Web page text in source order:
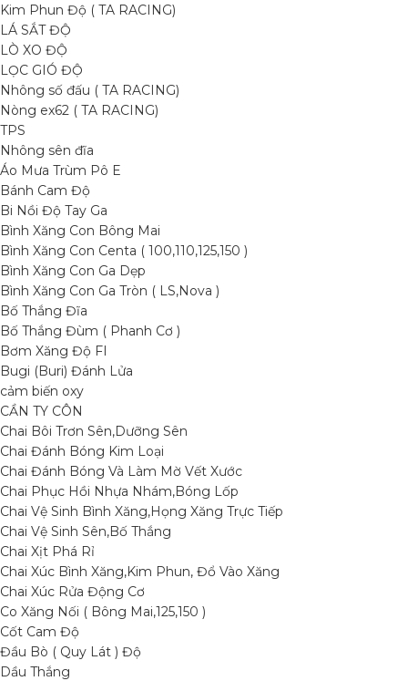
Kim Phun Độ ( TA RACING)
LÁ SẮT ĐỘ
LÒ XO ĐỘ
LỌC GIÓ ĐỘ
Nhông số đấu ( TA RACING)
Nòng ex62 ( TA RACING)
TPS
Nhông sên đĩa
Áo Mưa Trùm Pô E
Bánh Cam Độ
Bi Nồi Độ Tay Ga
Bình Xăng Con Bông Mai
Bình Xăng Con Centa ( 100,110,125,150 )
Bình Xăng Con Ga Dẹp
Bình Xăng Con Ga Tròn ( LS,Nova )
Bố Thắng Đĩa
Bố Thắng Đùm ( Phanh Cơ )
Bơm Xăng Độ FI
Bugi (Buri) Đánh Lửa
cảm biến oxy
CẦN TY CÔN
Chai Bôi Trơn Sên,Dưỡng Sên
Chai Đánh Bóng Kim Loại
Chai Đánh Bóng Và Làm Mờ Vết Xước
Chai Phục Hồi Nhựa Nhám,Bóng Lốp
Chai Vệ Sinh Bình Xăng,Họng Xăng Trực Tiếp
Chai Vệ Sinh Sên,Bố Thắng
Chai Xịt Phá Rỉ
Chai Xúc Bình Xăng,Kim Phun, Đổ Vào Xăng
Chai Xúc Rửa Động Cơ
Co Xăng Nối ( Bông Mai,125,150 )
Cốt Cam Độ
Đầu Bò ( Quy Lát ) Độ
Dầu Thắng